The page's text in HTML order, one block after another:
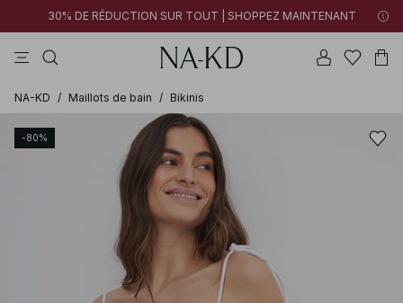
30% DE RÉDUCTION SUR TOUT | SHOPPEZ MAINTENANT
NA-KD / Maillots de bain / Bikinis
-80%